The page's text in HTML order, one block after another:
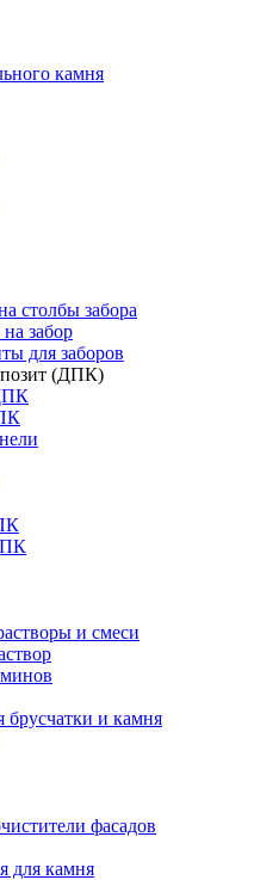
камня
столбы забора
забор
для заборов
(ДПК)
и смеси
и камня
фасадов
для камня